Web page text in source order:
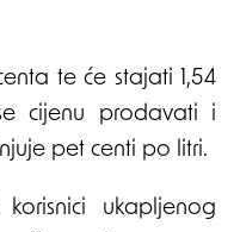
te će stajati 1,54
cijenu prodavati i
pet centi po litri.
ukapljenog